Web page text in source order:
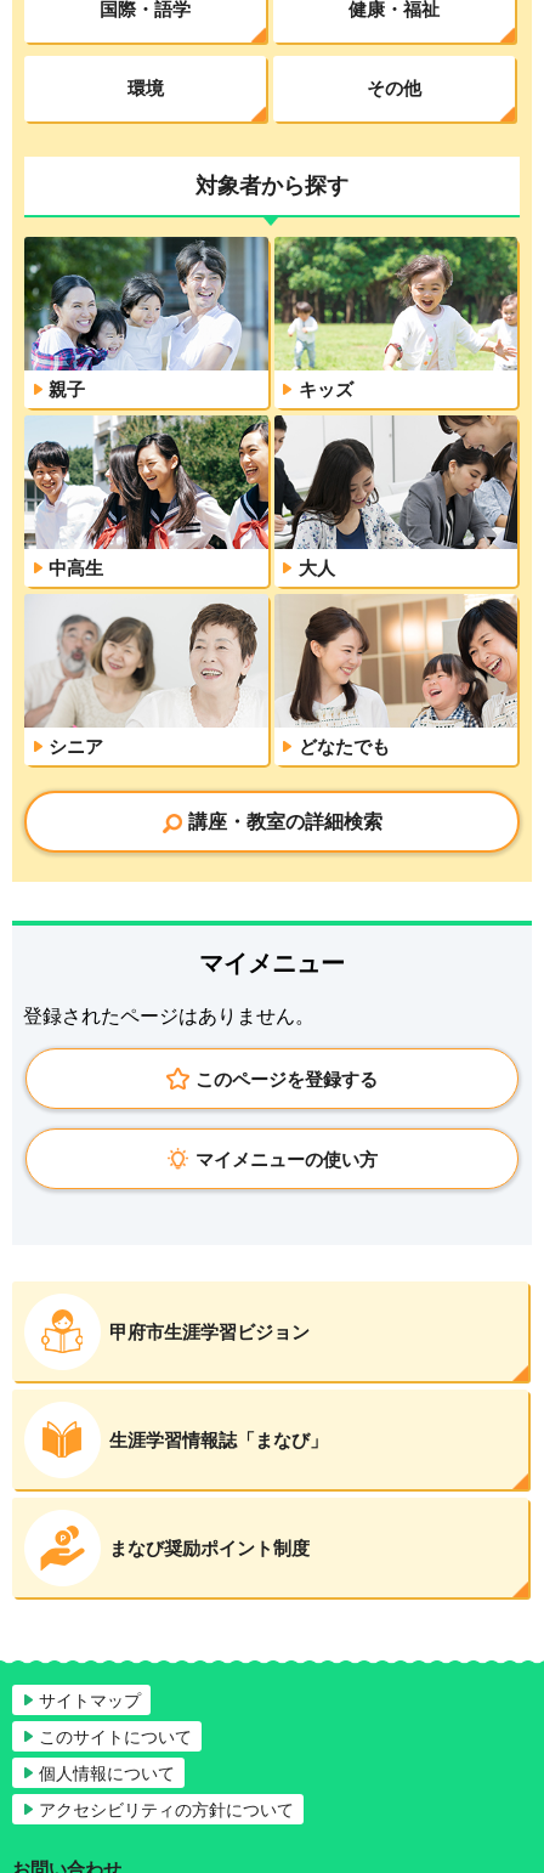
国際・語学 健康・福祉
環境 その他
対象者から探す
親子 キッズ
中高生 大人
シニア どなたでも
講座・教室の詳細検索
マイメニュー
登録されたページはありません。
このページを登録する
マイメニューの使い方
甲府市生涯学習ビジョン
生涯学習情報誌「まなび」
まなび奨励ポイント制度
サイトマップ
このサイトについて
個人情報について
アクセシビリティの方針について
お問い合わせ